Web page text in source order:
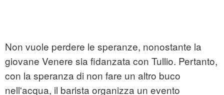
Non vuole perdere le speranze, nonostante la
giovane Venere sia fidanzata con Tullio. Pertanto,
con la speranza di non fare un altro buco
nell'acqua, il barista organizza un evento